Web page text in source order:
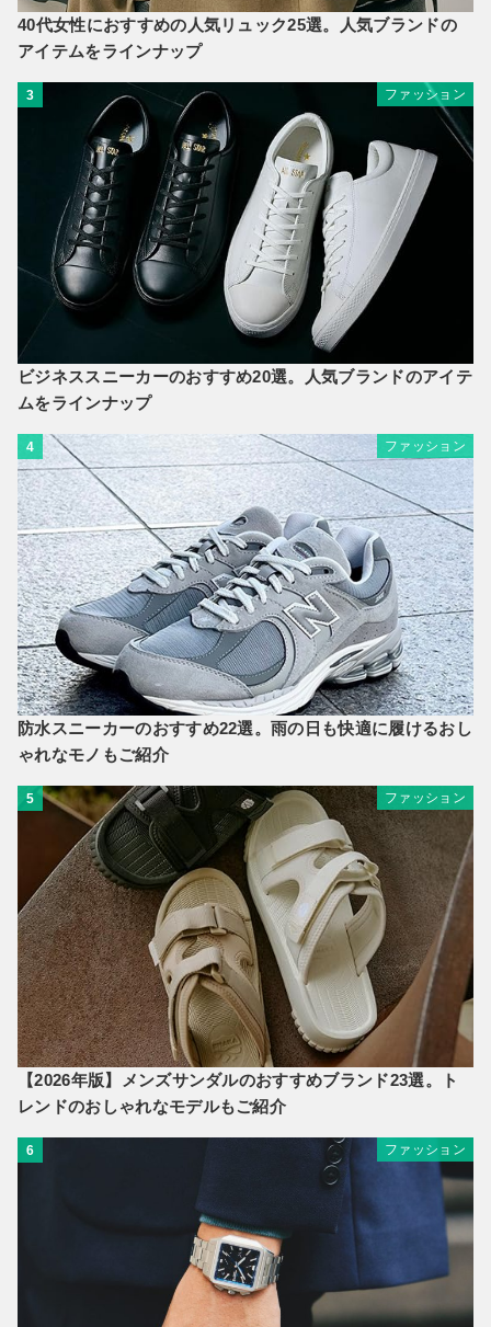
40代女性におすすめの人気リュック25選。人気ブランドの
アイテムをラインナップ
3 ファッション
ビジネススニーカーのおすすめ20選。人気ブランドのアイテ
ムをラインナップ
4 ファッション
防水スニーカーのおすすめ22選。雨の日も快適に履けるおし
ゃれなモノもご紹介
5 ファッション
【2026年版】メンズサンダルのおすすめブランド23選。ト
レンドのおしゃれなモデルもご紹介
6 ファッション